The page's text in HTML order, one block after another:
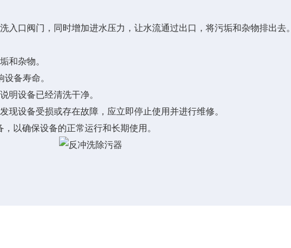
口阀门，同时增加进水压力，让水流通过出口，将污垢和杂物排出去。
和杂物。
备寿命。
设备已经清洗干净。
设备受损或存在故障，应立即停止使用并进行维修。
以确保设备的正常运行和长期使用。